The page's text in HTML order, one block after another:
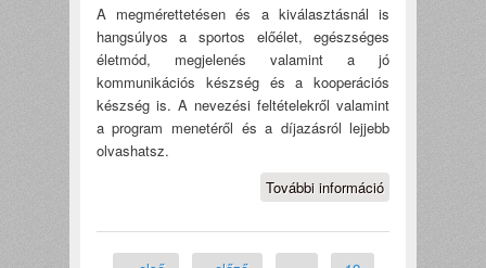
A megmérettetésen és a kiválasztásnál is
hangsúlyos a sportos előélet, egészséges
életmód, megjelenés valamint a jó
kommunikációs készség és a kooperációs
készség is. A nevezési feltételekről valamint
a program menetéről és a díjazásról lejjebb
olvashatsz.
További információ
tartalommal